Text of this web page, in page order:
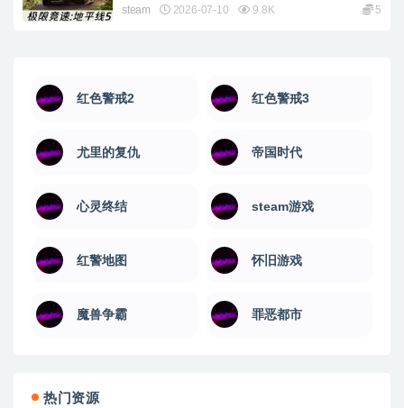
steam 2026-07-10 9.8K 5
红色警戒2 红色警戒3
尤里的复仇 帝国时代
心灵终结 steam游戏
红警地图 怀旧游戏
魔兽争霸 罪恶都市
热门资源